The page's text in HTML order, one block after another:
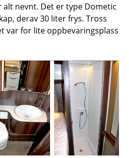
alt nevnt. Det er type Dometic
derav 30 liter frys. Tross
var for lite oppbevaringsplass